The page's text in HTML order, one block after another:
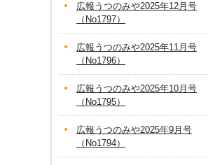
広報うつのみや2025年12月号
（No1797）
広報うつのみや2025年11月号
（No1796）
広報うつのみや2025年10月号
（No1795）
広報うつのみや2025年9月号
（No1794）